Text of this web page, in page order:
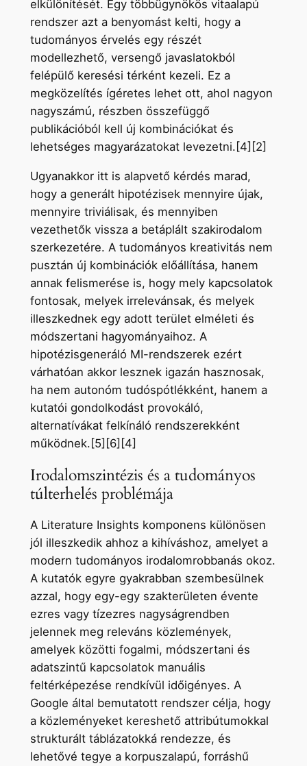
elkülönítését. Egy többügynökös vitaalapú
rendszer azt a benyomást kelti, hogy a
tudományos érvelés egy részét
modellezhető, versengő javaslatokból
felépülő keresési térként kezeli. Ez a
megközelítés ígéretes lehet ott, ahol nagyon
nagyszámú, részben összefüggő
publikációból kell új kombinációkat és
lehetséges magyarázatokat levezetni.[4][2]
Ugyanakkor itt is alapvető kérdés marad,
hogy a generált hipotézisek mennyire újak,
mennyire triviálisak, és mennyiben
vezethetők vissza a betáplált szakirodalom
szerkezetére. A tudományos kreativitás nem
pusztán új kombinációk előállítása, hanem
annak felismerése is, hogy mely kapcsolatok
fontosak, melyek irrelevánsak, és melyek
illeszkednek egy adott terület elméleti és
módszertani hagyományaihoz. A
hipotézisgeneráló MI-rendszerek ezért
várhatóan akkor lesznek igazán hasznosak,
ha nem autonóm tudóspótlékként, hanem a
kutatói gondolkodást provokáló,
alternatívákat felkínáló rendszerekként
működnek.[5][6][4]
Irodalomszintézis és a tudományos
túlterhelés problémája
A Literature Insights komponens különösen
jól illeszkedik ahhoz a kihíváshoz, amelyet a
modern tudományos irodalomrobbanás okoz.
A kutatók egyre gyakrabban szembesülnek
azzal, hogy egy-egy szakterületen évente
ezres vagy tízezres nagyságrendben
jelennek meg releváns közlemények,
amelyek közötti fogalmi, módszertani és
adatszintű kapcsolatok manuális
feltérképezése rendkívül időigényes. A
Google által bemutatott rendszer célja, hogy
a közleményeket kereshető attribútumokkal
strukturált táblázatokká rendezze, és
lehetővé tegye a korpuszalapú, forráshű